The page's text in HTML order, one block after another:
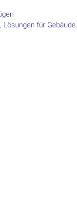
, Lösungen für Gebäude,